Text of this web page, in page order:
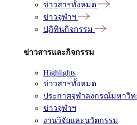
ข่าวสารทั้งหมด
ข่าวจุฬาฯ
ปฏิทินกิจกรรม
ข่าวสารและกิจกรรม
Highlights
ข่าวสารทั้งหมด
ประกาศจุฬาลงกรณ์มหาวิท
ข่าวจุฬาฯ
งานวิจัยและนวัตกรรม